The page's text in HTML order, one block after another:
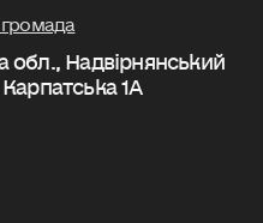
обл., Надвірнянський
1А